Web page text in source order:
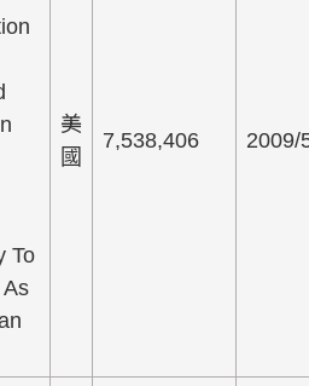
To
美
國
7,538,406 2009/